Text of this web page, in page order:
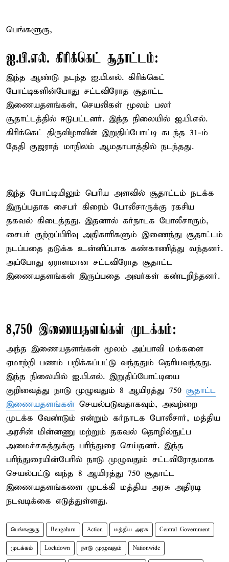
பெங்களூரு,
ஐ.பி.எல். கிரிக்கெட் சூதாட்டம்:
இந்த ஆண்டு நடந்த ஐ.பி.எல். கிரிக்கெட்
போட்டிகளின்போது சட்டவிரோத சூதாட்ட
இணையதளங்கள், செயலிகள் மூலம் பலர்
சூதாட்டத்தில் ஈடுபட்டனர். இந்த நிலையில் ஐ.பி.எல்.
கிரிக்கெட் திருவிழாவின் இறுதிப்போட்டி கடந்த 31-ம்
தேதி குஜராத் மாநிலம் ஆமதாபாத்தில் நடந்தது.
இந்த போட்டியிலும் பெரிய அளவில் சூதாட்டம் நடக்க
இருப்பதாக சைபர் கிரைம் போலீசாருக்கு ரகசிய
தகவல் கிடைத்தது. இதனால் கர்நாடக போலீசாரும்,
சைபர் குற்றப்பிரிவு அதிகாரிகளும் இணைந்து சூதாட்டம்
நடப்பதை தடுக்க உன்னிப்பாக கண்காணித்து வந்தனர்.
அப்போது ஏராளமான சட்டவிரோத சூதாட்ட
இணையதளங்கள் இருப்பதை அவர்கள் கண்டறிந்தனர்.
8,750 இணையதளங்கள் முடக்கம்:
அந்த இணையதளங்கள் மூலம் அப்பாவி மக்களை
ஏமாற்றி பணம் பறிக்கப்பட்டு வந்ததும் தெரியவந்தது.
இந்த நிலையில் ஐ.பி.எல். இறுதிப்போட்டியை
குறிவைத்து நாடு முழுவதும் 8 ஆயிரத்து 750 சூதாட்ட
இணையதளங்கள் செயல்படுவதாகவும், அவற்றை
முடக்க வேண்டும் என்றும் கர்நாடக போலீசார், மத்திய
அரசின் மின்னணு மற்றும் தகவல் தொழில்நுட்ப
அமைச்சகத்துக்கு பரிந்துரை செய்தனர். இந்த
பரிந்துரையின்பேரில் நாடு முழுவதும் சட்டவிரோதமாக
செயல்பட்டு வந்த 8 ஆயிரத்து 750 சூதாட்ட
இணையதளங்களை முடக்கி மத்திய அரசு அதிரடி
நடவடிக்கை எடுத்துள்ளது.
பெங்களூரு Bengaluru Action மத்திய அரசு Central Government
முடக்கம் Lockdown நாடு முழுவதும் Nationwide